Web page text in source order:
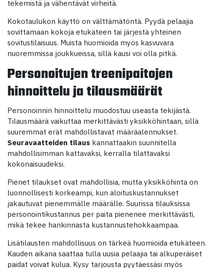
tekemistä ja vähentävät virheitä.
Kokotaulukon käyttö on välttämätöntä. Pyydä pelaajia
sovittamaan kokoja etukäteen tai järjestä yhteinen
sovitustilaisuus. Muista huomioida myös kasvuvara
nuoremmissa joukkueissa, sillä kausi voi olla pitkä.
Personoitujen treenipaitojen
hinnoittelu ja tilausmäärät
Personoinnin hinnoittelu muodostuu useasta tekijästä.
Tilausmäärä vaikuttaa merkittävästi yksikköhintaan, sillä
suuremmat erät mahdollistavat määräalennukset.
Seuravaatteiden tilaus kannattaakin suunnitella
mahdollisimman kattavaksi, kerralla tilattavaksi
kokonaisuudeksi.
Pienet tilaukset ovat mahdollisia, mutta yksikköhinta on
luonnollisesti korkeampi, kun aloituskustannukset
jakautuvat pienemmälle määrälle. Suurissa tilauksissa
personointikustannus per paita pienenee merkittävästi,
mikä tekee hankinnasta kustannustehokkaampaa.
Lisätilausten mahdollisuus on tärkeä huomioida etukäteen.
Kauden aikana saattaa tulla uusia pelaajia tai alkuperäiset
paidat voivat kulua. Kysy tarjousta pyytäessäsi myös